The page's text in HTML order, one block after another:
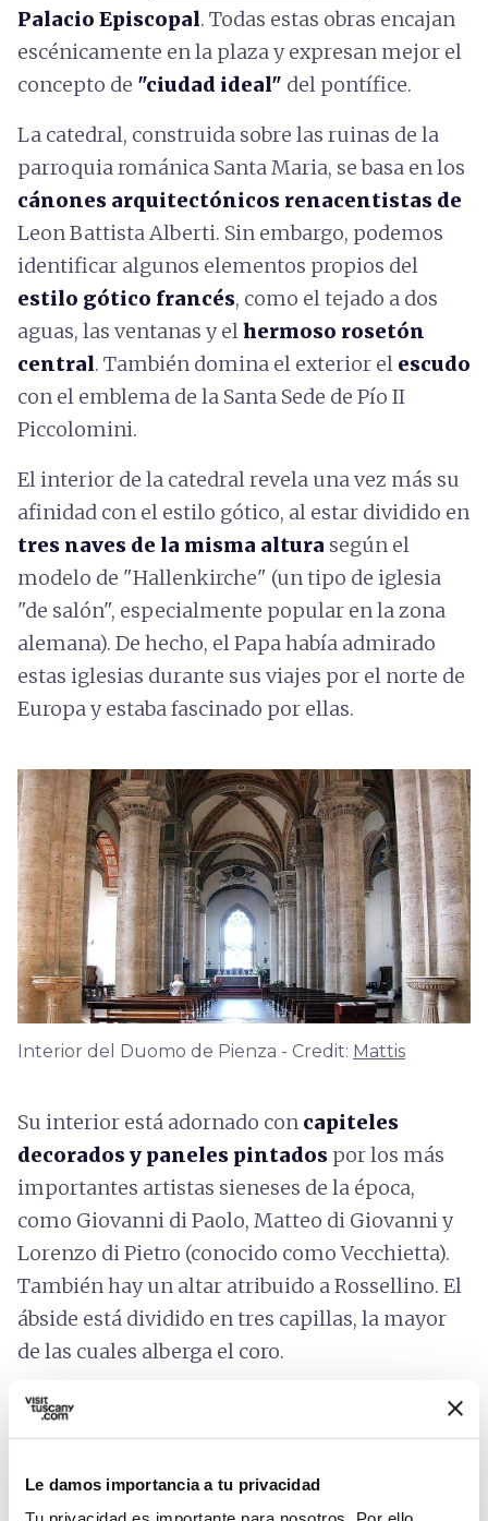
Le damos importancia a tu privacidad
Palacio Episcopal. Todas estas obras encajan
escénicamente en la plaza y expresan mejor el
concepto de "ciudad ideal" del pontífice.
La catedral, construida sobre las ruinas de la
parroquia románica Santa Maria, se basa en los
cánones arquitectónicos renacentistas de
Leon Battista Alberti. Sin embargo, podemos
identificar algunos elementos propios del
estilo gótico francés, como el tejado a dos
aguas, las ventanas y elhermoso rosetón
central. También domina el exterior el escudo
con el emblema de la Santa Sede de Pío II
Piccolomini.
El interior de la catedral revela una vez más su
afinidad con el estilo gótico, al estar dividido en
tres naves de la misma altura según el
modelo de "Hallenkirche" (un tipo de iglesia
"de salón", especialmente popular en la zona
alemana). De hecho, el Papa había admirado
estas iglesias durante sus viajes por el norte de
Europa y estaba fascinado por ellas.
Interior del Duomo de Pienza - Credit: Mattis
Su interior está adornado con capiteles
decorados y paneles pintados por los más
importantes artistas sieneses de la época,
como Giovanni di Paolo, Matteo di Giovanni y
Lorenzo di Pietro (conocido como Vecchietta).
También hay un altar atribuido a Rossellino. El
ábside está dividido en tres capillas, la mayor
de las cuales alberga el coro.
Piedra angular del gran diseño de Pío II, el
Duomo dePienzafue el símbolo de su gran
monumentos más ejemplares del